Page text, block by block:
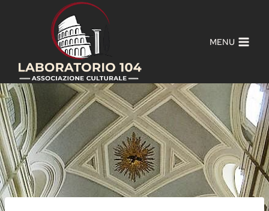
contenuto
MENU